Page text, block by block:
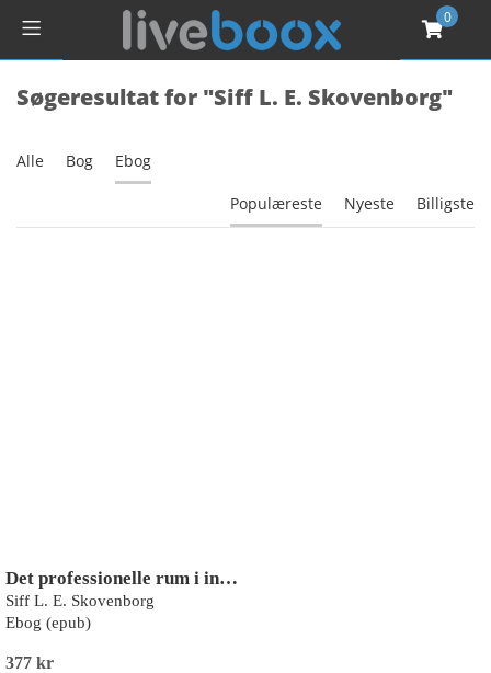
0
Søgeresultat for "Siff L. E. Skovenborg"
Alle Bog Ebog
Populæreste Nyeste Billigste
Det professionelle rum i individuel psykomotorisk terapi
Siff L. E. Skovenborg
Ebog (epub)
377 kr